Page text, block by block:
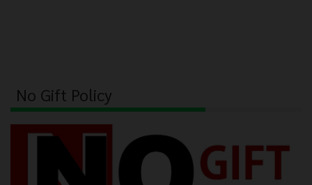
No Gift Policy